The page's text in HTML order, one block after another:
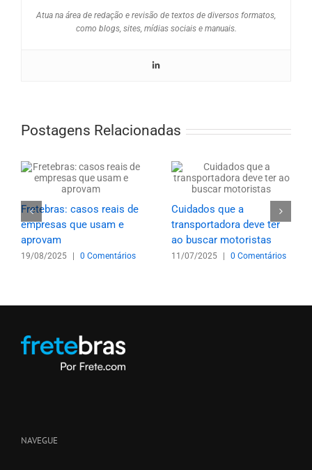
Atua na área de redação e revisão de textos de diversos formatos,
como blogs, sites, mídias sociais e manuais.
Postagens Relacionadas
Fretebras: casos reais de
empresas que usam e
aprovam
19/08/2025 | 0 Comentários
Cuidados que a
transportadora deve ter
ao buscar motoristas
11/07/2025 | 0 Comentários
NAVEGUE